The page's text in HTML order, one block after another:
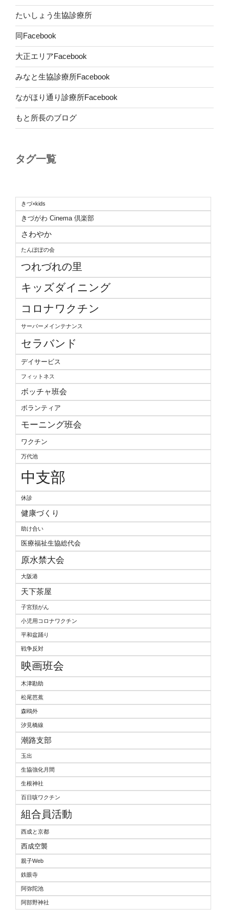
たいしょう生協診療所
同Facebook
大正エリアFacebook
みなと生協診療所Facebook
ながほり通り診療所Facebook
もと所長のブログ
タグ一覧
きづ×kids
きづがわ Cinema 倶楽部
さわやか
たんぽぽの会
つれづれの里
キッズダイニング
コロナワクチン
サーバーメインテナンス
セラバンド
デイサービス
フィットネス
ボッチャ班会
ボランティア
モーニング班会
ワクチン
万代池
中支部
休診
健康づくり
助け合い
医療福祉生協総代会
原水禁大会
大阪港
天下茶屋
子宮頚がん
小児用コロナワクチン
平和盆踊り
戦争反対
映画班会
木津勘助
松尾芭蕉
森鴎外
汐見橋線
潮路支部
玉出
生協強化月間
生根神社
百日咳ワクチン
組合員活動
西成と京都
西成空襲
親子Web
鉄眼寺
阿弥陀池
阿部野神社